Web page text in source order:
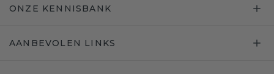
ONZE KENNISBANK
AANBEVOLEN LINKS